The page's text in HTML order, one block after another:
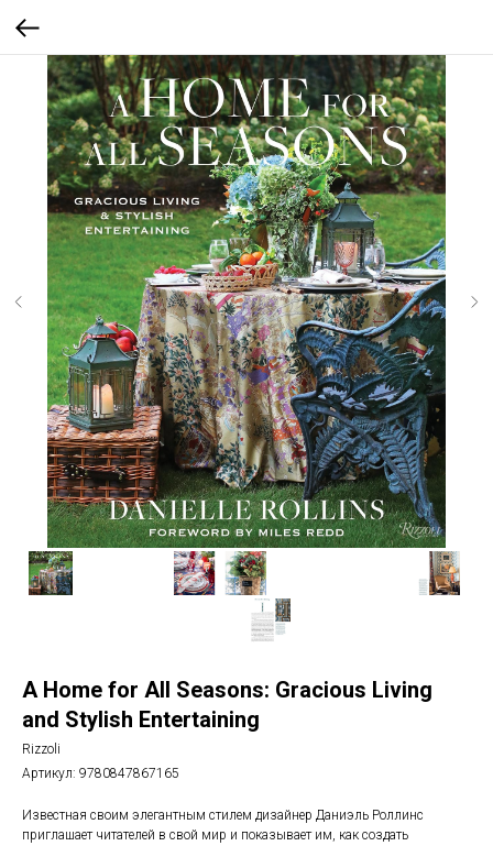
A Home for All Seasons: Gracious Living
and Stylish Entertaining
Rizzoli
Артикул: 9780847867165
Известная своим элегантным стилем дизайнер Даниэль Роллинс
приглашает читателей в свой мир и показывает им, как создать